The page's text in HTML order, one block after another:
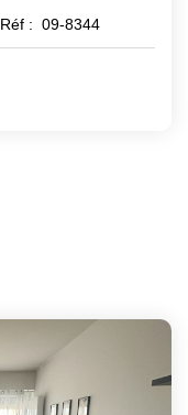
Réf : 09-8344